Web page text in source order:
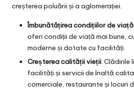
creșterea poluării și a aglomerației.
Îmbunătățirea condițiilor de viață
oferi condiții de viață mai bune,
moderne și dotate cu facilități.
Creșterea calității vieții: Clădirile
facilități și servicii de înaltă
comerciale, restaurante și locuri